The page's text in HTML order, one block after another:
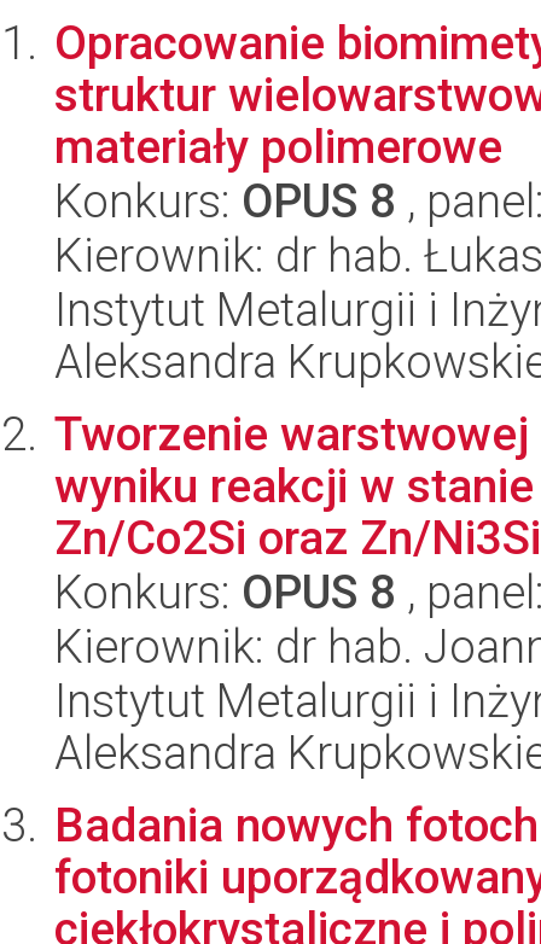
Opracowanie
struktur
materiały polimerowe
Konkurs: OPUS 8 ,
Kierownik: dr hab.
Instytut Metalurgii i
Aleksandra
Tworzenie
wyniku reakcji w
Zn/Co2Si oraz Zn/
Konkurs: OPUS 8 ,
Kierownik: dr hab.
Instytut Metalurgii i
Aleksandra
Badania nowych
fotoniki
ciekłokrystaliczne i